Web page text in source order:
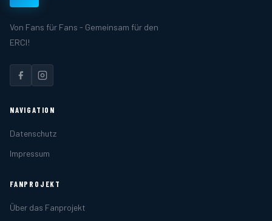
Von Fans für Fans - Gemeinsam für den
ERCI!
NAVIGATION
Datenschutz
Impressum
FANPROJEKT
Über das Fanprojekt